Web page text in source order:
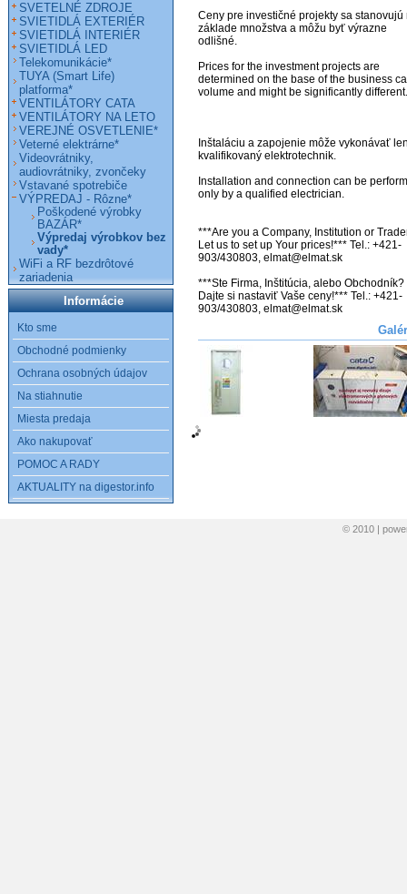
Ceny pre investičné projekty sa stanovujú
základe množstva a môžu byť výrazne
odlišné.
Prices for the investment projects are
determined on the base of the business
volume and might be significantly
Inštaláciu a zapojenie môže vykonávať
kvalifikovaný elektrotechnik.
Installation and connection can be
only by a qualified electrician.
***Are you a Company, Institution or
Let us to set up Your prices!*** Tel.: +421-
903/430803, elmat@elmat.sk
***Ste Firma, Inštitúcia, alebo Obchodník?
Dajte si nastaviť Vaše ceny!*** Tel.: +421-
903/430803, elmat@elmat.sk
SVETELNÉ ZDROJE
SVIETIDLÁ EXTERIÉR
SVIETIDLÁ INTERIÉR
SVIETIDLÁ LED
Telekomunikácie*
TUYA (Smart Life)
platforma*
VENTILÁTORY CATA
VENTILÁTORY NA LETO
VEREJNÉ OSVETLENIE*
Veterné elektrárne*
Videovrátniky,
audiovrátniky, zvončeky
Vstavané spotrebiče
VÝPREDAJ - Rôzne*
Poškodené výrobky
BAZÁR*
Výpredaj výrobkov bez
vady*
WiFi a RF bezdrôtové
zariadenia
Informácie
Kto sme
Obchodné podmienky
Ochrana osobných údajov
Na stiahnutie
Miesta predaja
Ako nakupovať
POMOC A RADY
AKTUALITY na digestor.info
© 2010 |